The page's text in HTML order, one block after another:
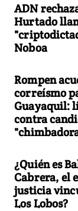
ADN
Hurtado
Noboa
Rompen
correísmo
Guayaquil:
contra
¿Quién es
Cabrera, el
justicia
Los Lobos?